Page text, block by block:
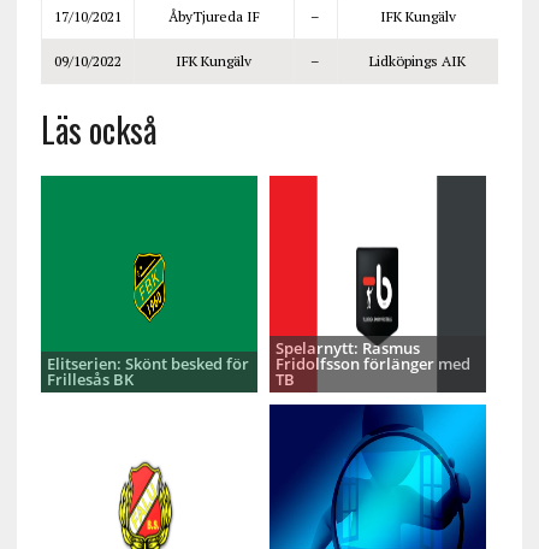
17/10/2021 ÅbyTjureda IF – IFK Kungälv
09/10/2022 IFK Kungälv – Lidköpings AIK
Läs också
Elitserien: Skönt besked för
Frillesås BK
Spelarnytt: Rasmus
Fridolfsson förlänger med
TB